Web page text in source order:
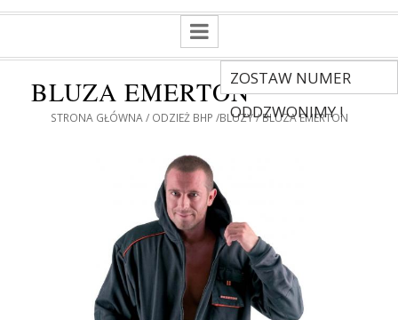
ZOSTAW NUMER
ODDZWONIMY !
BLUZA EMERTON
STRONA GŁÓWNA ODZIEŻ BHP BLUZY BLUZA EMERTON